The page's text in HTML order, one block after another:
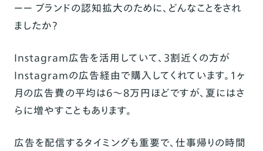
ーー ブランドの認知拡大のために、どんなことをされ
ましたか？
Instagram広告を活用していて、3割近くの方が
Instagramの広告経由で購入してくれています。 1ヶ
月の広告費の平均は6〜8万円ほどですが、夏にはさ
らに増やすこともあります。
広告を配信するタイミングも重要で、仕事帰りの時間